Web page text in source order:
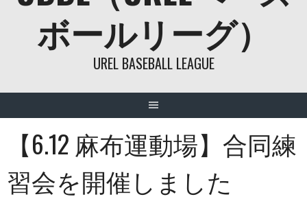
ボールリーグ）
UREL BASEBALL LEAGUE
【6.12 麻布運動場】合同練
習会を開催しました